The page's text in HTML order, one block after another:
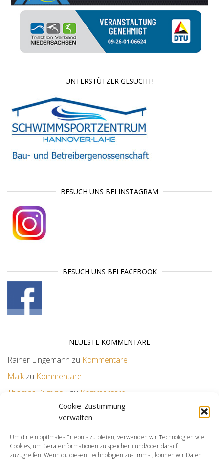
Cookie-Zustimmung
verwalten
Um dir ein optimales Erlebnis zu bieten, verwenden wir Technologien wie
Cookies, um Geräteinformationen zu speichern und/oder darauf
zuzugreifen. Wenn du diesen Technologien zustimmst, können wir Daten
UNTERSTÜTZER GESUCHT!
BESUCH UNS BEI INSTAGRAM
BESUCH UNS BEI FACEBOOK
NEUESTE KOMMENTARE
Rainer Lingemann zu Kommentare
Maikzu Kommentare
Thomas Ruminski zu Kommentare
Kommentare
WEITERE LINKS